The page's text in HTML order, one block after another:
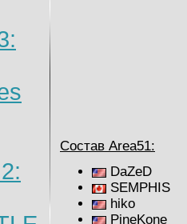
Состав Area51:
DaZeD
SEMPHIS
hiko
PineKone